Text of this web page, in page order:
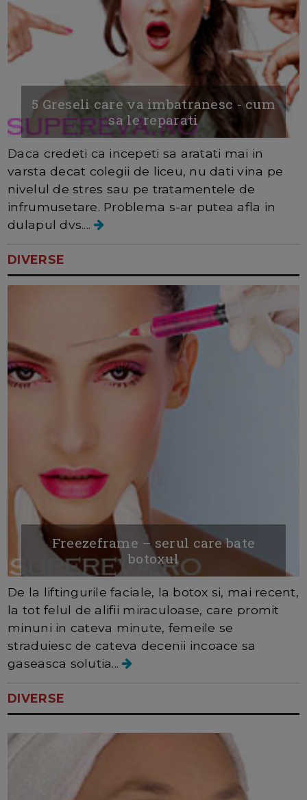
5 Greseli care va imbatranesc - cum
sa le reparati
Daca credeti ca incepeti sa aratati mai in
varsta decat colegii de liceu, nu dati vina pe
nivelul de stres sau pe tratamentele de
infrumusetare. Problema s-ar putea afla in
dulapul dvs....
DIVERSE
Freezeframe – serul care bate
botoxul
De la liftingurile faciale, la botox si, mai recent,
la tot felul de alifii miraculoase, care promit
minuni in cateva minute, femeile se
straduiesc de cateva decenii incoace sa
gaseasca solutia...
DIVERSE